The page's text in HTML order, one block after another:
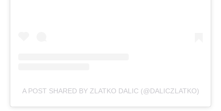
A POST SHARED BY ZLATKO DALIC (@DALICZLATKO)